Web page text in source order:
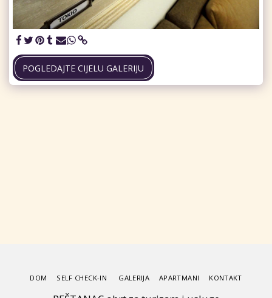
POGLEDAJTE CIJELU GALERIJU
DOM SELF CHECK-IN GALERIJA APARTMANI KONTAKT